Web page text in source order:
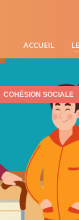
ACCUEIL
COHÉSION SOCIALE